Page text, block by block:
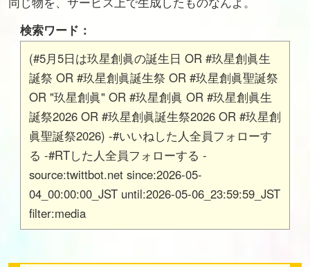
検索ワード：
(#5月5日は玖星創眞の誕生日 OR #玖星創眞生
誕祭 OR #玖星創眞誕生祭 OR #玖星創眞聖誕祭
OR "玖星創眞" OR #玖星創眞 OR #玖星創眞生
誕祭2026 OR #玖星創眞誕生祭2026 OR #玖星創
眞聖誕祭2026) -#いいねした人全員フォローす
る -#RTした人全員フォローする -
source:twittbot.net since:2026-05-
04_00:00:00_JST until:2026-05-06_23:59:59_JST
filter:media